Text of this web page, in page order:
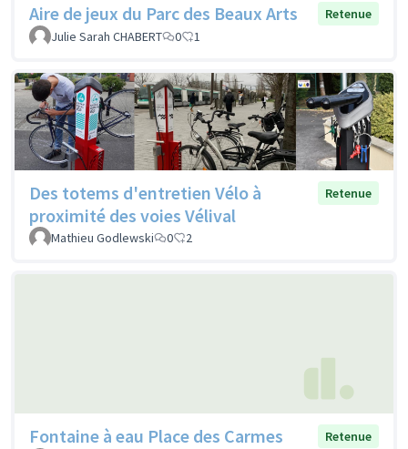
Aire de jeux du Parc des Beaux Arts
Retenue
Julie Sarah CHABERT
0 1
Des totems d'entretien Vélo à
proximité des voies Vélival
Retenue
Mathieu Godlewski 0 2
Fontaine à eau Place des Carmes
Retenue